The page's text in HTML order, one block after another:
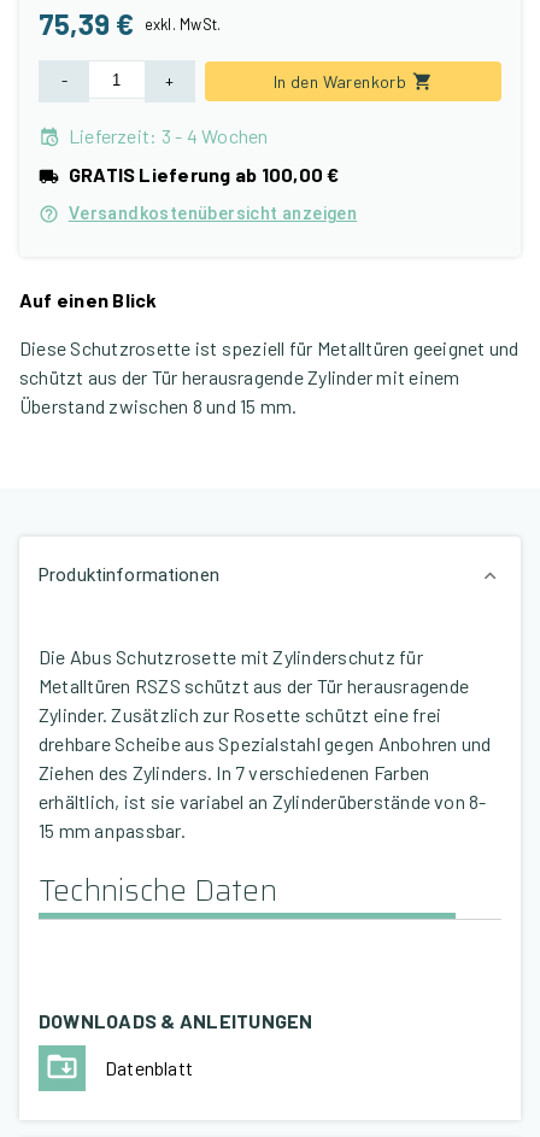
75,39 € exkl. MwSt.
- + In den Warenkorb
Lieferzeit: 3 - 4 Wochen
GRATIS Lieferung ab 100,00 €
Versandkostenübersicht anzeigen
Auf einen Blick
Diese Schutzrosette ist speziell für Metalltüren geeignet und
schützt aus der Tür herausragende Zylinder mit einem
Überstand zwischen 8 und 15 mm.
Produktinformationen
Die Abus Schutzrosette mit Zylinderschutz für
Metalltüren RSZS schützt aus der Tür herausragende
Zylinder. Zusätzlich zur Rosette schützt eine frei
drehbare Scheibe aus Spezialstahl gegen Anbohren und
Ziehen des Zylinders. In 7 verschiedenen Farben
erhältlich, ist sie variabel an Zylinderüberstände von 8-
15 mm anpassbar.
Technische Daten
DOWNLOADS & ANLEITUNGEN
Datenblatt